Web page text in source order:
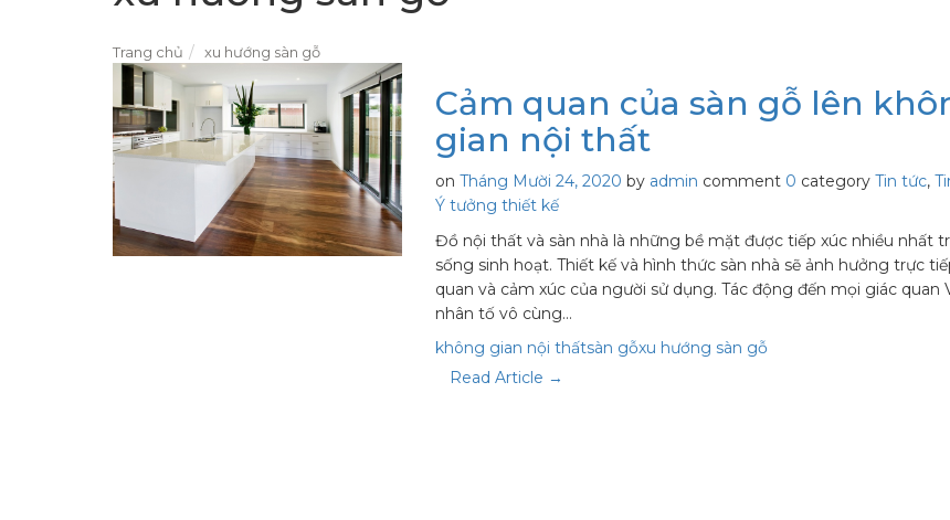
Trang chủ xu hướng sàn gỗ
Cảm quan của sàn gỗ lên
gian nội thất
onTháng Mười 24, 2020 by admin comment 0 categoryTin tức,
Ý tưởng thiết kế
Đồ nội thất và sàn nhà là những bề mặt được tiếp xúc nhiều nhất
sống sinh hoạt. Thiết kế và hình thức sàn nhà sẽ ảnh hưởng trực
quan và cảm xúc của người sử dụng. Tác động đến mọi giác quan
nhân tố vô cùng…
không gian nội thấtsàn gỗxu hướng sàn gỗ
Read Article →